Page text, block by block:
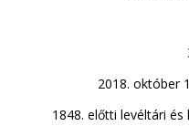
2018. október
1848. előtti levéltári